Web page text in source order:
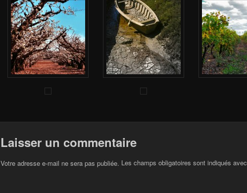
Laisser un commentaire
Votre adresse e-mail ne sera pas publiée. Les champs obligatoires sont indiqués avec